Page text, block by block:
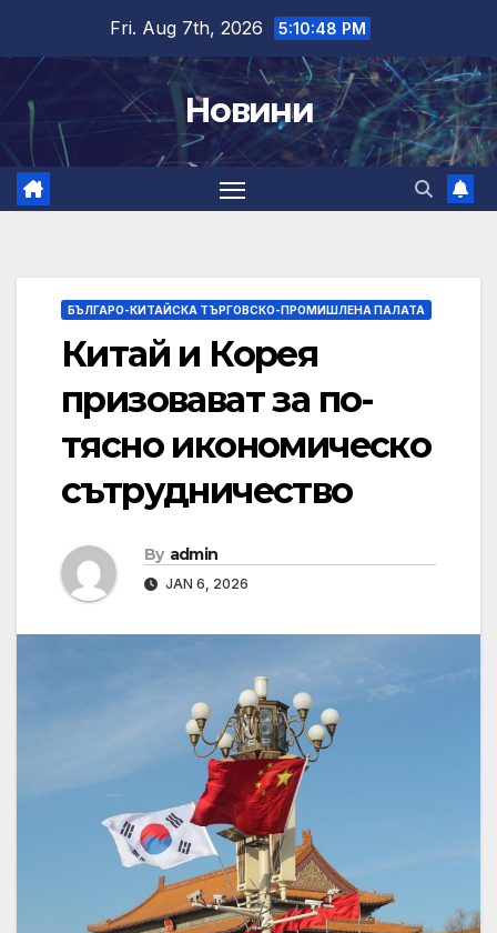
content
Fri. Aug 7th, 2026 5:10:49 PM
Новини
БЪЛГАРО-КИТАЙСКА ТЪРГОВСКО-ПРОМИШЛЕНА ПАЛАТА
Китай и Корея
призовават за по-
тясно икономическо
сътрудничество
By admin
JAN 6, 2026